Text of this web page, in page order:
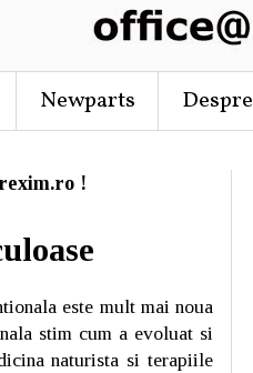
Newparts Despre
!
este mult mai noua
stim cum a evoluat si
naturista si terapiile